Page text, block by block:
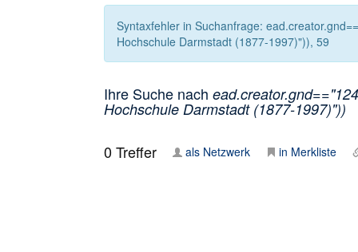
Syntaxfehler in Suchanfrage:
Hochschule Darmstadt (1877-1997)")), 59
Ihre Suche nach
Hochschule Darmstadt (1877-1997)"))
0Treffer als Netzwerk in Merkliste